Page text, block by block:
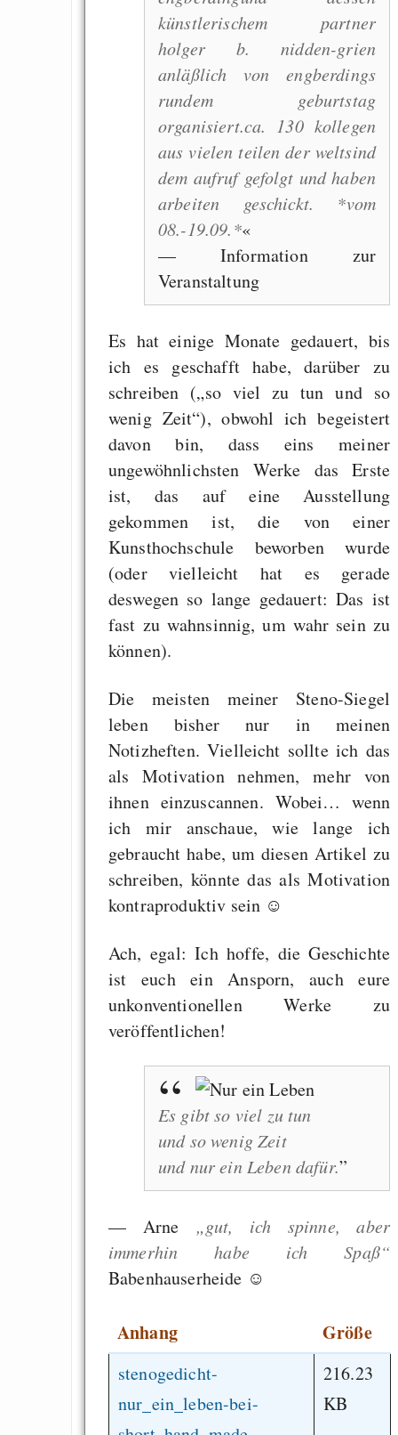
künstlerischem partner
holger b. nidden-grien
anläßlich von engberdings
rundem geburtstag
organisiert.ca. 130 kollegen
aus vielen teilen der weltsind
dem aufruf gefolgt und haben
arbeiten geschickt. *vom
08.-19.09.*«
— Information zur
Veranstaltung
Es hat einige Monate gedauert, bis
ich es geschafft habe, darüber zu
schreiben („so viel zu tun und so
wenig Zeit“), obwohl ich begeistert
davon bin, dass eins meiner
ungewöhnlichsten Werke das Erste
ist, das auf eine Ausstellung
gekommen ist, die von einer
Kunsthochschule beworben wurde
(oder vielleicht hat es gerade
deswegen so lange gedauert: Das ist
fast zu wahnsinnig, um wahr sein zu
können).
Die meisten meiner Steno-Siegel
leben bisher nur in meinen
Notizheften. Vielleicht sollte ich das
als Motivation nehmen, mehr von
ihnen einzuscannen. Wobei… wenn
ich mir anschaue, wie lange ich
gebraucht habe, um diesen Artikel zu
schreiben, könnte das als Motivation
kontraproduktiv sein ☺
Ach, egal: Ich hoffe, die Geschichte
ist euch ein Ansporn, auch eure
unkonventionellen Werke zu
veröffentlichen!
Es gibt so viel zu tun
und so wenig Zeit
und nur ein Leben dafür.
— Arne
„gut, ich spinne, aber
immerhin habe ich Spaß“
Babenhauserheide ☺
Anhang Größe
stenogedicht-
nur_ein_leben-bei-
216.23
KB
Curb impacts
programming to
EU sovereignty
Es gibt Fakten
Measured
Graben-Neudorf,
West Germany
Draketo neu:
64% für
der Vermögenssteuer
Heute ist der
GNU Taler ist,
Digitale Euro nur
behauptet
Recht auf
in der EU
Angestellten -- ab
2027 ab 50
Welt